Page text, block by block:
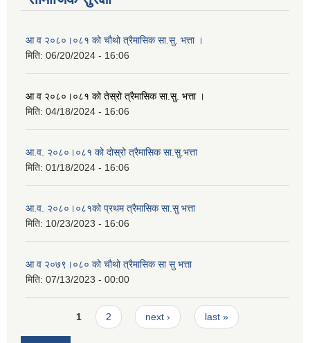
आ व २०८०।०८१ को चौथो त्रैमासिक सा.सु. भत्ता ।
मिति: 06/20/2024 - 16:06
आ व २०८०।०८१ को तेस्रो त्रैमासिक सा.सु. भत्ता ।
मिति: 04/18/2024 - 16:06
आ.व. २०८०।०८१ को दोस्रो त्रैमासिक सा.सु.भत्ता
मिति: 01/18/2024 - 16:06
आ.व. २०८०।०८१को प्रथम त्रैमासिक सा.सु भत्ता
मिति: 10/23/2023 - 16:06
आ व २०७९।०८० को चौथो त्रैमासिक सा सु भत्ता
मिति: 07/13/2023 - 00:00
Pages1 2 next › last »